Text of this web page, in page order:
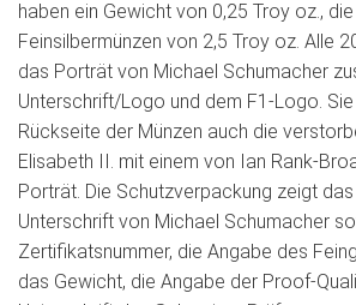
haben ein Gewicht von 0,25 Troy oz.,
Feinsilbermünzen von 2,5 Troy oz. Alle
das Porträt von Michael Schumacher
Unterschrift/Logo und dem F1-Logo.
Rückseite der Münzen auch die
Elisabeth II. mit einem von Ian Rank-
Porträt. Die Schutzverpackung zeigt
Unterschrift von Michael Schumacher
Zertifikatsnummer, die Angabe des
das Gewicht, die Angabe der Proof-